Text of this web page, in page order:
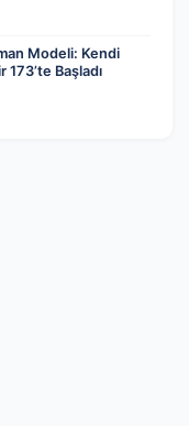
Modeli: Kendi
Başladı